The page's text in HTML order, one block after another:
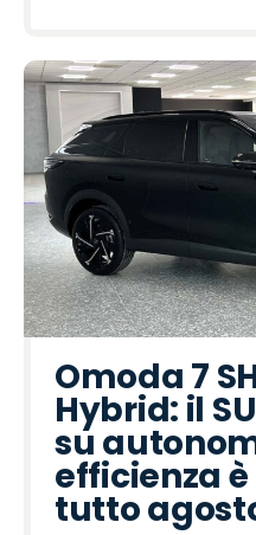
Omoda 7
Hybrid: il
su
efficienza
tutto